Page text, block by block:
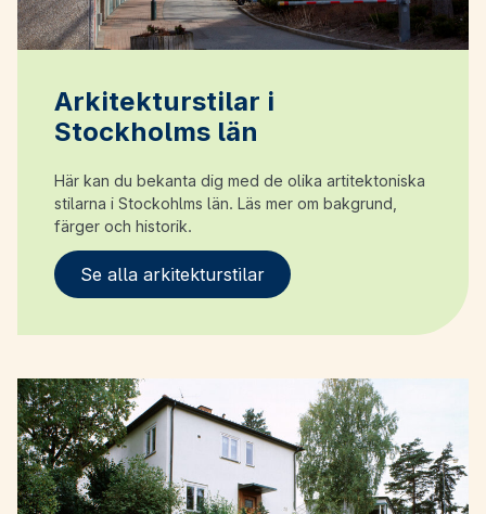
Arkitekturstilar i
Stockholms län
Här kan du bekanta dig med de olika artitektoniska
stilarna i Stockohlms län. Läs mer om bakgrund,
färger och historik.
Se alla arkitekturstilar